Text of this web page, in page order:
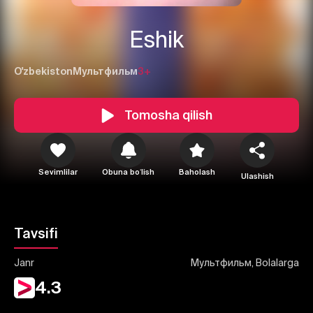
Eshik
O'zbekiston Мультфильм3+
Tomosha qilish
Sevimlilar Obuna boʻlish Baholash Ulashish
Tavsifi
Janr Мультфильм, Bolalarga
4.3
1 2
Yuborish
Bekor qilish Tizimga kirish